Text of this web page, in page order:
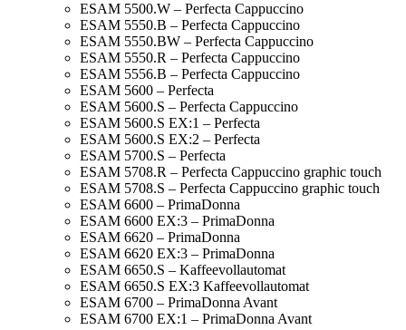
ESAM 5500.W – Perfecta Cappuccino
ESAM 5550.B – Perfecta Cappuccino
ESAM 5550.BW – Perfecta Cappuccino
ESAM 5550.R – Perfecta Cappuccino
ESAM 5556.B – Perfecta Cappuccino
ESAM 5600 – Perfecta
ESAM 5600.S – Perfecta Cappuccino
ESAM 5600.S EX:1 – Perfecta
ESAM 5600.S EX:2 – Perfecta
ESAM 5700.S – Perfecta
ESAM 5708.R – Perfecta Cappuccino graphic touch
ESAM 5708.S – Perfecta Cappuccino graphic touch
ESAM 6600 – PrimaDonna
ESAM 6600 EX:3 – PrimaDonna
ESAM 6620 – PrimaDonna
ESAM 6620 EX:3 – PrimaDonna
ESAM 6650.S – Kaffeevollautomat
ESAM 6650.S EX:3 Kaffeevollautomat
ESAM 6700 – PrimaDonna Avant
ESAM 6700 EX:1 – PrimaDonna Avant